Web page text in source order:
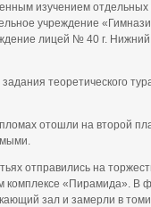
изучением
учреждение
лицей № 40 г.
теоретического
отошли на второй
отправились на
комплексе «Пирамида». В
зал и замерли в